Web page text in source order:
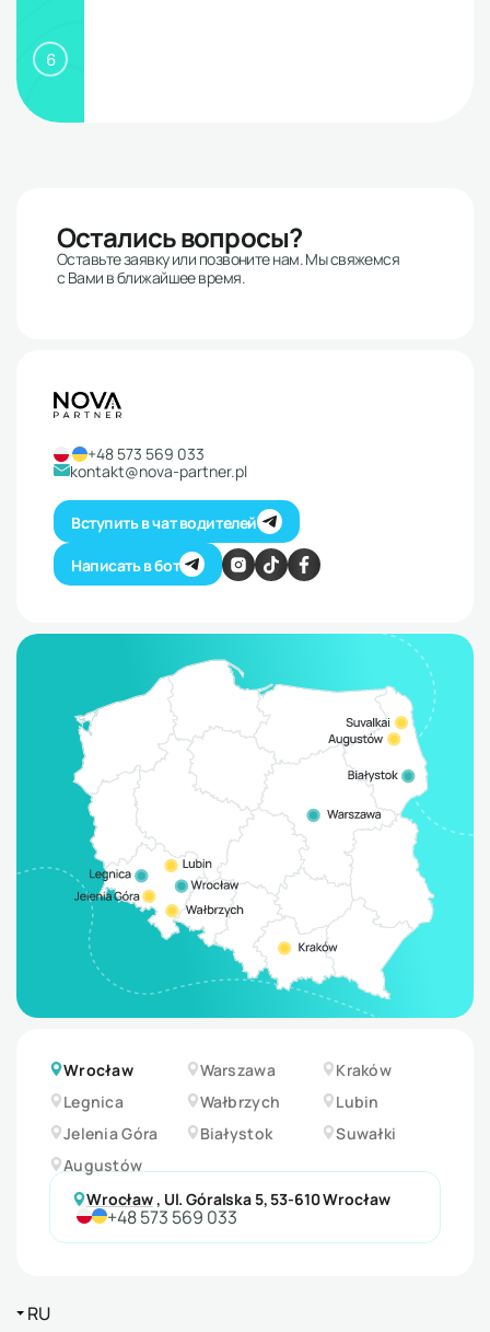
6
Остались вопросы?
Оставьте заявку или позвоните нам. Мы свяжемся
с Вами в ближайшее время.
+48 573 569 033
kontakt@nova-partner.pl
Вступить в чат водителей
Написать в бот
Wrocław Warszawa
Kraków
Legnica
Wałbrzych
Lubin
Jelenia Góra
Białystok
Suwałki
Augustów
Wrocław, Ul. Góralska 5, 53-610 Wrocław
+48 573 569 033
RU